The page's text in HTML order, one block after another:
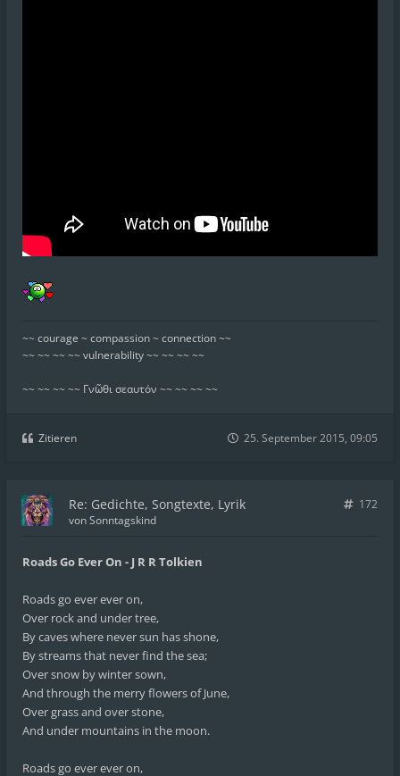
~~ courage ~ compassion ~ connection ~~
~~ ~~ ~~ ~~ vulnerability ~~ ~~ ~~ ~~
~~ ~~ ~~ ~~ Γνῶθι σεαυτόν ~~ ~~ ~~ ~~
Zitieren 25. September 2015, 09:05
Re: Gedichte, Songtexte, Lyrik
172
vonSonntagskind
Roads Go Ever On - J R R Tolkien
Roads go ever ever on,
Over rock and under tree,
By caves where never sun has shone,
By streams that never find the sea;
Over snow by winter sown,
And through the merry flowers of June,
Over grass and over stone,
And under mountains in the moon.
Roads go ever ever on,